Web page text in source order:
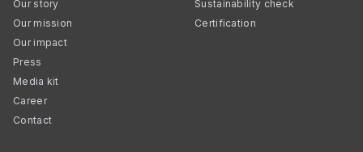
Our story
Our mission
Our impact
Press
Media kit
Career
Contact
Sustainability check
Certification